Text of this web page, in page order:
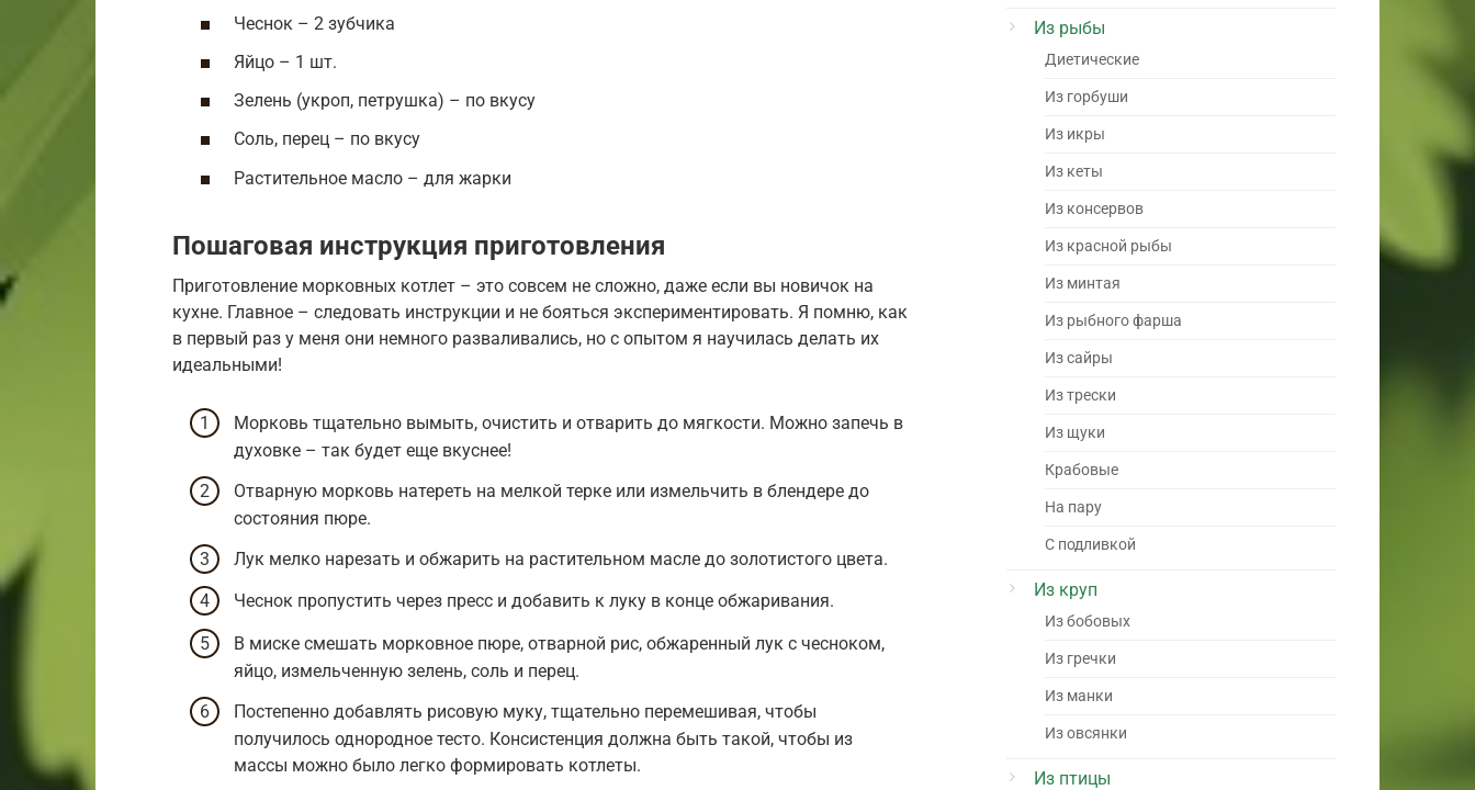
Чеснок – 2 зубчика
Яйцо – 1 шт.
Зелень (укроп, петрушка) – по вкусу
Соль, перец – по вкусу
Растительное масло – для жарки
Пошаговая инструкция приготовления
Приготовление морковных котлет – это совсем не сложно, даже если вы новичок на
кухне. Главное – следовать инструкции и не бояться экспериментировать. Я помню, как
в первый раз у меня они немного разваливались, но с опытом я научилась делать их
идеальными!
Морковь тщательно вымыть, очистить и отварить до мягкости. Можно запечь в
духовке – так будет еще вкуснее!
Отварную морковь натереть на мелкой терке или измельчить в блендере до
состояния пюре.
Лук мелко нарезать и обжарить на растительном масле до золотистого цвета.
Чеснок пропустить через пресс и добавить к луку в конце обжаривания.
В миске смешать морковное пюре, отварной рис, обжаренный лук с чесноком,
яйцо, измельченную зелень, соль и перец.
Постепенно добавлять рисовую муку, тщательно перемешивая, чтобы
получилось однородное тесто. Консистенция должна быть такой, чтобы из
массы можно было легко формировать котлеты.
Из рыбы
Диетические
Из горбуши
Из икры
Из кеты
Из консервов
Из красной рыбы
Из минтая
Из рыбного фарша
Из сайры
Из трески
Из щуки
Крабовые
На пару
С подливкой
Из круп
Из бобовых
Из гречки
Из манки
Из овсянки
Из птицы